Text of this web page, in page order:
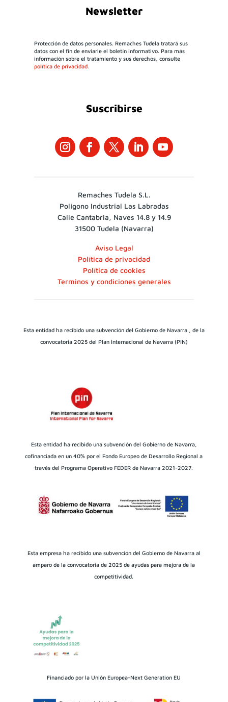
Newsletter
Protección de datos personales. Remaches Tudela tratará sus
datos con el fin de enviarle el boletín informativo. Para más
información sobre el tratamiento y sus derechos, consulte
política de privacidad.
Suscribirse
Remaches Tudela S.L.
Polígono Industrial Las Labradas
Calle Cantabria, Naves 14.8 y 14.9
31500 Tudela (Navarra)
Aviso Legal
Política de privacidad
Política de cookies
Terminos y condiciones generales
Esta entidad ha recibido una subvención del Gobierno de Navarra , de la
convocatoria 2025 del Plan Internacional de Navarra (PIN)
Esta entidad ha recibido una subvención del Gobierno de Navarra,
cofinanciada en un 40% por el Fondo Europeo de Desarrollo Regional a
través del Programa Operativo FEDER de Navarra 2021-2027.
Esta empresa ha recibido una subvención del Gobierno de Navarra al
amparo de la convocatoria de 2025 de ayudas para mejora de la
competitividad.
Financiado por la Unión Europea-Next Generation EU